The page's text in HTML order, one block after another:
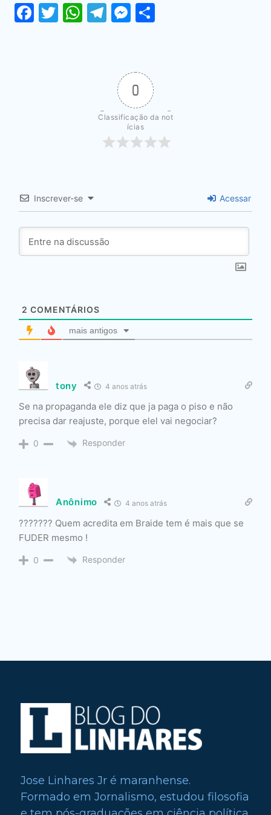
Facebook
Twitter
WhatsApp
Telegram
Messenger
0
Classificação da not
ícias
Inscrever-se Acessar
2 COMENTÁRIOS
mais antigos
tony 4 anos atrás
Se na propaganda ele diz que ja paga o piso e não
precisa dar reajuste, porque elel vai negociar?
0 Responder
Anônimo 4 anos atrás
??????? Quem acredita em Braide tem é mais que se
FUDER mesmo !
0 Responder
Jose Linhares Jr é maranhense.
Formado em Jornalismo, estudou filosofia